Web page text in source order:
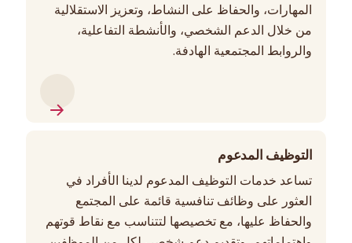
المهارات، والحفاظ على النشاط، وتعزيز الاستقلالية
من خلال الدعم الشخصي، والأنشطة التفاعلية،
والروابط المجتمعية الهادفة.
التوظيف المدعوم
تساعد خدمات التوظيف المدعوم لدينا الأفراد في
العثور على وظائف تنافسية قائمة على المجتمع
والحفاظ عليها، مع تخصيصها لتتناسب مع نقاط قوتهم